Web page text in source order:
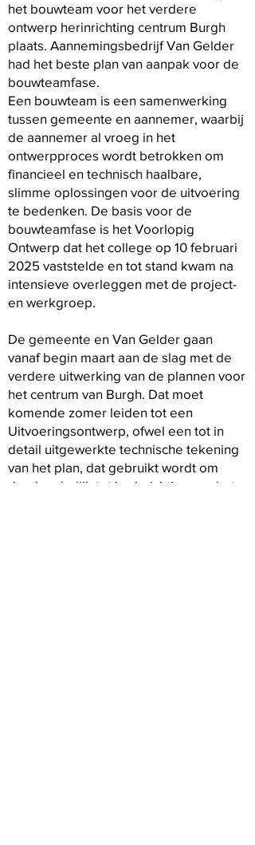
het bouwteam voor het verdere
ontwerp herinrichting centrum Burgh
plaats. Aannemingsbedrijf Van Gelder
had het beste plan van aanpak voor de
bouwteamfase.
Een bouwteam is een samenwerking
tussen gemeente en aannemer, waarbij
de aannemer al vroeg in het
ontwerpproces wordt betrokken om
financieel en technisch haalbare,
slimme oplossingen voor de uitvoering
te bedenken. De basis voor de
bouwteamfase is het Voorlopig
Ontwerp dat het college op 10 februari
2025 vaststelde en tot stand kwam na
intensieve overleggen met de project-
en werkgroep.
De gemeente en Van Gelder gaan
vanaf begin maart aan de slag met de
verdere uitwerking van de plannen voor
het centrum van Burgh. Dat moet
komende zomer leiden tot een
Uitvoeringsontwerp, ofwel een tot in
detail uitgewerkte technische tekening
van het plan, dat gebruikt wordt om
daadwerkelijk tot herinrichting van het